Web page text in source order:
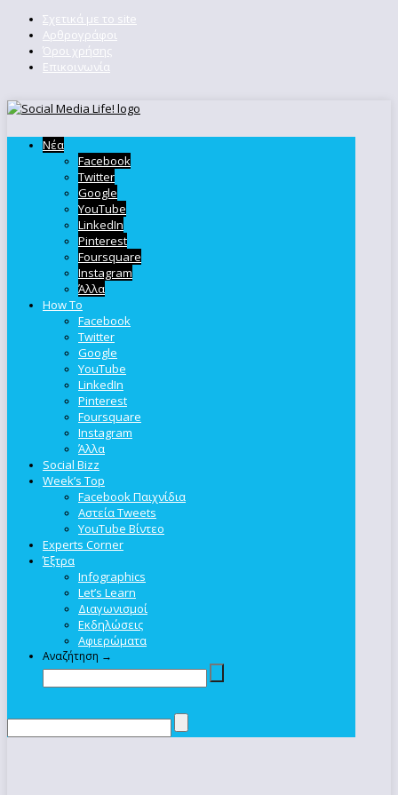
Σχετικά με το site
Αρθρογράφοι
Όροι χρήσης
Επικοινωνία
Νέα
Facebook
Twitter
Google
YouTube
LinkedIn
Pinterest
Foursquare
Instagram
Άλλα
How To
Facebook
Twitter
Google
YouTube
LinkedIn
Pinterest
Foursquare
Instagram
Άλλα
Social Bizz
Week’s Top
Facebook Παιχνίδια
Αστεία Tweets
YouTube Βίντεο
Experts Corner
Έξτρα
Infographics
Let’s Learn
Διαγωνισμοί
Εκδηλώσεις
Αφιερώματα
Αναζήτηση →